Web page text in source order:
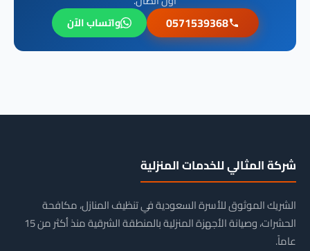
0571539368 واتساب الآن
شركة المثالي للخدمات المنزلية
الشريك الموثوق للأسرة السعودية في تنظيف المنازل، مكافحة
الحشرات، وصيانة الأجهزة المنزلية بالمنطقة الشرقية منذ أكثر من 15
عاماً.